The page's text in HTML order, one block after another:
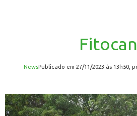
News publicado em 27/11/2023 às 13h50,